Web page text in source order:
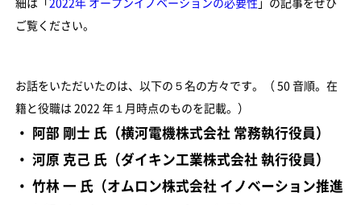
細は「2022年 オープンイノベーションの必要性 」の記事をぜひ
ご覧ください。
お話をいただいたのは、以下の５名の方々です。（ 50 音順。在
籍と役職は 2022 年１月時点のものを記載。）
・ 阿部 剛士 氏（横河電機株式会社 常務執行役員）
・ 河原 克己 氏（ダイキン工業株式会社 執行役員）
・ 竹林 一 氏（オムロン株式会社 イノベーション推進